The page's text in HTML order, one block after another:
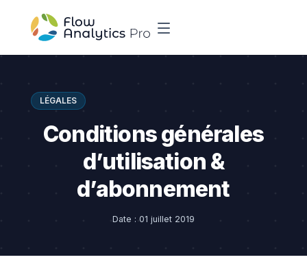
LÉGALES
Conditions générales
d’utilisation &
d’abonnement
Date : 01 juillet 2019